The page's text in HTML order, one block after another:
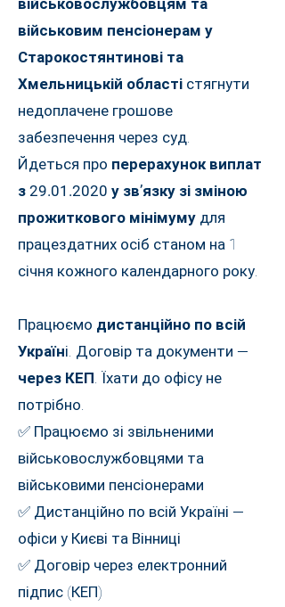
військовослужбовцям та
військовим пенсіонерам у
Старокостянтинові та
Хмельницькій області стягнути
недоплачене грошове
забезпечення через суд.
Йдеться про перерахунок виплат
з 29.01.2020 у зв’язку зі зміною
прожиткового мінімуму для
працездатних осіб станом на 1
січня кожного календарного року.
Працюємо дистанційно по всій
Україні. Договір та документи —
через КЕП. Їхати до офісу не
потрібно.
✅ Працюємо зі звільненими
військовослужбовцями та
військовими пенсіонерами
✅ Дистанційно по всій Україні —
офіси у Києві та Вінниці
✅ Договір через електронний
підпис (КЕП)